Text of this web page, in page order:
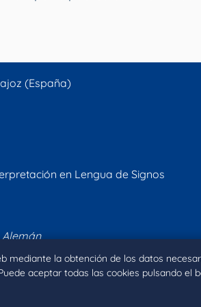
mediante la obtención de los datos
aceptar todas las cookies pulsando el
(España)
en Lengua de Signos
Alemán
Aviso legal Política de